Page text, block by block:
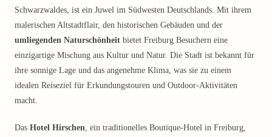
Schwarzwaldes, ist ein Juwel im Südwesten Deutschlands. Mit ihrem
malerischen Altstadtflair, den historischen Gebäuden und der
umliegenden Naturschönheit bietet Freiburg Besuchern eine
einzigartige Mischung aus Kultur und Natur. Die Stadt ist bekannt für
ihre sonnige Lage und das angenehme Klima, was sie zu einem
idealen Reiseziel für Erkundungstouren und Outdoor-Aktivitäten
macht.
Das Hotel Hirschen, ein traditionelles Boutique-Hotel in Freiburg,